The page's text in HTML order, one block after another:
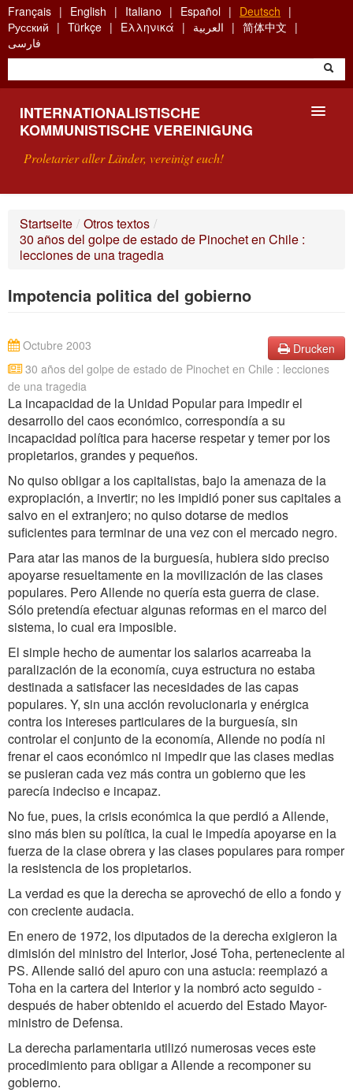
Skip
to
main
content
Français English Italiano Español
Deutsch
Русский
Türkçe Ελληνικά العربية
简体中文
فارسی
INTERNATIONALISTISCHE
KOMMUNISTISCHE VEREINIGUNG
Proletarier aller Länder, vereinigt euch!
WAS IST DIE IKV?
Startseite / Otros textos /
30 años del golpe de estado de Pinochet en Chile :
lecciones de una tragedia
Impotencia politica del gobierno
Drucken
30 años del golpe de estado de Pinochet en Chile : lecciones
de una tragedia
Octubre 2003
La incapacidad de la Unidad Popular para impedir el
desarrollo del caos económico, correspondía a su
incapacidad política para hacerse respetar y temer por los
propietarios, grandes y pequeños.
No quiso obligar a los capitalistas, bajo la amenaza de la
expropiación, a invertir; no les impidió poner sus capitales a
salvo en el extranjero; no quiso dotarse de medios
suficientes para terminar de una vez con el mercado negro.
Para atar las manos de la burguesía, hubiera sido preciso
apoyarse resueltamente en la movilización de las clases
populares. Pero Allende no quería esta guerra de clase.
Sólo pretendía efectuar algunas reformas en el marco del
sistema, lo cual era imposible.
El simple hecho de aumentar los salarios acarreaba la
paralización de la economía, cuya estructura no estaba
destinada a satisfacer las necesidades de las capas
populares. Y, sin una acción revolucionaria y enérgica
contra los intereses particulares de la burguesía, sin
controlar el conjunto de la economía, Allende no podía ni
frenar el caos económico ni impedir que las clases medias
se pusieran cada vez más contra un gobierno que les
parecía indeciso e incapaz.
No fue, pues, la crisis económica la que perdió a Allende,
sino más bien su política, la cual le impedía apoyarse en la
fuerza de la clase obrera y las clases populares para romper
la resistencia de los propietarios.
La verdad es que la derecha se aprovechó de ello a fondo y
con creciente audacia.
En enero de 1972, los diputados de la derecha exigieron la
dimisión del ministro del Interior, José Toha, perteneciente al
PS. Allende salió del apuro con una astucia: reemplazó a
Toha en la cartera del Interior y la nombró acto seguido -
después de haber obtenido el acuerdo del Estado Mayor-
ministro de Defensa.
La derecha parlamentaria utilizó numerosas veces este
procedimiento para obligar a Allende a recomponer su
gobierno.